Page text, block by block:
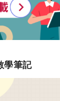
學筆記